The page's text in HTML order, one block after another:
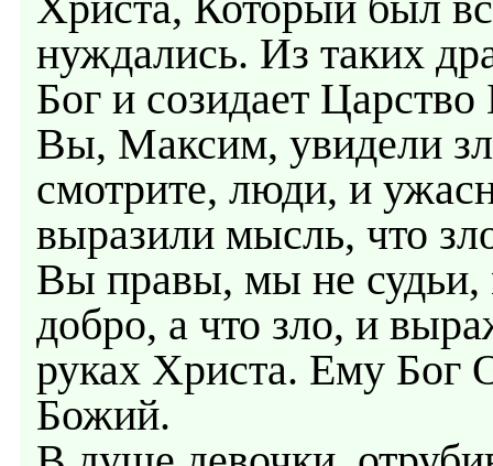
нуждались. Из таких
Бог и созидает
Вы, Максим, увидели
смотрите, люди, и
выразили мысль, что
Вы правы, мы не судьи,
добро, а что зло, и
руках Христа. Ему Бог
Божий.